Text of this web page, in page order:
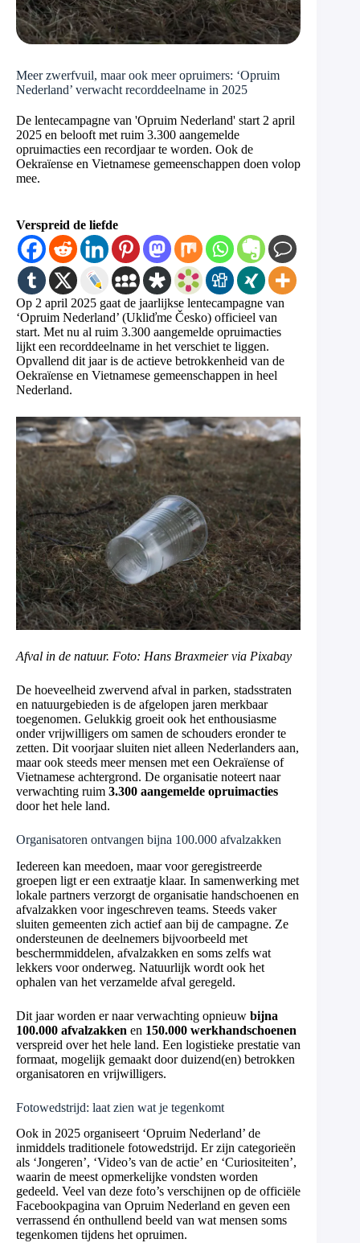
Meer zwerfvuil, maar ook meer opruimers: ‘Opruim
Nederland’ verwacht recorddeelname in 2025
De lentecampagne van 'Opruim Nederland' start 2 april
2025 en belooft met ruim 3.300 aangemelde
opruimacties een recordjaar te worden. Ook de
Oekraïense en Vietnamese gemeenschappen doen volop
mee.
Verspreid de liefde
Op 2 april 2025 gaat de jaarlijkse lentecampagne van
‘Opruim Nederland’ (Ukliďme Česko) officieel van
start. Met nu al ruim 3.300 aangemelde opruimacties
lijkt een recorddeelname in het verschiet te liggen.
Opvallend dit jaar is de actieve betrokkenheid van de
Oekraïense en Vietnamese gemeenschappen in heel
Nederland.
Afval in de natuur. Foto: Hans Braxmeier via Pixabay
De hoeveelheid zwervend afval in parken, stadsstraten
en natuurgebieden is de afgelopen jaren merkbaar
toegenomen. Gelukkig groeit ook het enthousiasme
onder vrijwilligers om samen de schouders eronder te
zetten. Dit voorjaar sluiten niet alleen Nederlanders aan,
maar ook steeds meer mensen met een Oekraïense of
Vietnamese achtergrond. De organisatie noteert naar
verwachting ruim 3.300 aangemelde opruimacties
door het hele land.
Organisatoren ontvangen bijna 100.000 afvalzakken
Iedereen kan meedoen, maar voor geregistreerde
groepen ligt er een extraatje klaar. In samenwerking met
lokale partners verzorgt de organisatie handschoenen en
afvalzakken voor ingeschreven teams. Steeds vaker
sluiten gemeenten zich actief aan bij de campagne. Ze
ondersteunen de deelnemers bijvoorbeeld met
beschermmiddelen, afvalzakken en soms zelfs wat
lekkers voor onderweg. Natuurlijk wordt ook het
ophalen van het verzamelde afval geregeld.
Dit jaar worden er naar verwachting opnieuw bijna
100.000 afvalzakken en 150.000 werkhandschoenen
verspreid over het hele land. Een logistieke prestatie van
formaat, mogelijk gemaakt door duizend(en) betrokken
organisatoren en vrijwilligers.
Fotowedstrijd: laat zien wat je tegenkomt
Ook in 2025 organiseert ‘Opruim Nederland’ de
inmiddels traditionele fotowedstrijd. Er zijn categorieën
als ‘Jongeren’, ‘Video’s van de actie’ en ‘Curiositeiten’,
waarin de meest opmerkelijke vondsten worden
gedeeld. Veel van deze foto’s verschijnen op de officiële
Facebookpagina van Opruim Nederland en geven een
verrassend én onthullend beeld van wat mensen soms
tegenkomen tijdens het opruimen.